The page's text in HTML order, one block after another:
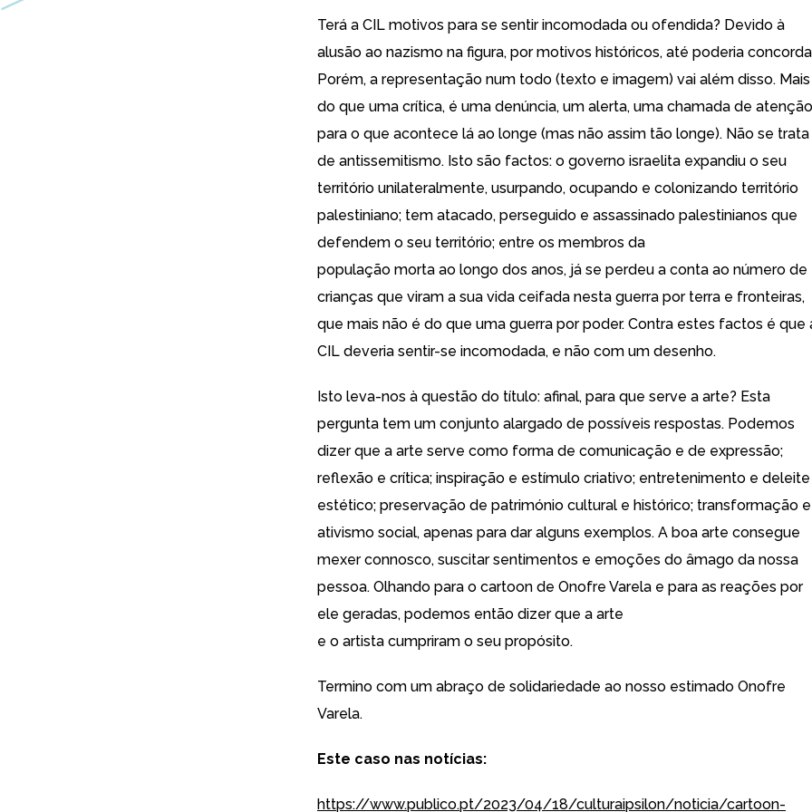
Terá a CIL motivos para se sentir incomodada ou ofendida? Devido à
alusão ao nazismo na figura, por motivos históricos, até poderia
Porém, a representação num todo (texto e imagem) vai além disso. Mais
do que uma crítica, é uma denúncia, um alerta, uma chamada de atenção
para o que acontece lá ao longe (mas não assim tão longe). Não se trata
de antissemitismo. Isto são factos: o governo israelita expandiu o seu
território unilateralmente, usurpando, ocupando e colonizando território
palestiniano; tem atacado, perseguido e assassinado palestinianos que
defendem o seu território; entre os membros da
população morta ao longo dos anos, já se perdeu a conta ao número de
crianças que viram a sua vida ceifada nesta guerra por terra e fronteiras,
que mais não é do que uma guerra por poder. Contra estes factos é que
CIL deveria sentir-se incomodada, e não com um desenho.
Isto leva-nos à questão do título: afinal, para que serve a arte? Esta
pergunta tem um conjunto alargado de possíveis respostas. Podemos
dizer que a arte serve como forma de comunicação e de expressão;
reflexão e crítica; inspiração e estímulo criativo; entretenimento e deleite
estético; preservação de património cultural e histórico; transformação e
ativismo social, apenas para dar alguns exemplos. A boa arte consegue
mexer connosco, suscitar sentimentos e emoções do âmago da nossa
pessoa. Olhando para o cartoon de Onofre Varela e para as reações por
ele geradas, podemos então dizer que a arte
e o artista cumpriram o seu propósito.
Termino com um abraço de solidariedade ao nosso estimado Onofre
Varela.
Este caso nas notícias:
https://www.publico.pt/2023/04/18/culturaipsilon/noticia/cartoon-